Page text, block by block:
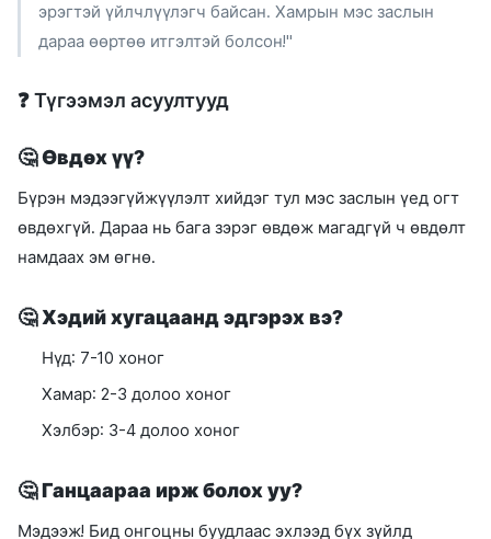
эрэгтэй үйлчлүүлэгч байсан. Хамрын мэс заслын
дараа өөртөө итгэлтэй болсон!"
❓ Түгээмэл асуултууд
🤔Өвдөх үү?
Бүрэн мэдээгүйжүүлэлт хийдэг тул мэс заслын үед огт
өвдөхгүй. Дараа нь бага зэрэг өвдөж магадгүй ч өвдөлт
намдаах эм өгнө.
🤔Хэдий хугацаанд эдгэрэх вэ?
Нүд: 7-10 хоног
Хамар: 2-3 долоо хоног
Хэлбэр: 3-4 долоо хоног
🤔Ганцаараа ирж болох уу?
Мэдээж! Бид онгоцны буудлаас эхлээд бүх зүйлд